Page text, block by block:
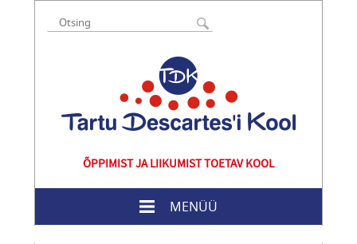
ÕPPIMIST JA LIIKUMIST TOETAV KOOL
MENÜÜ